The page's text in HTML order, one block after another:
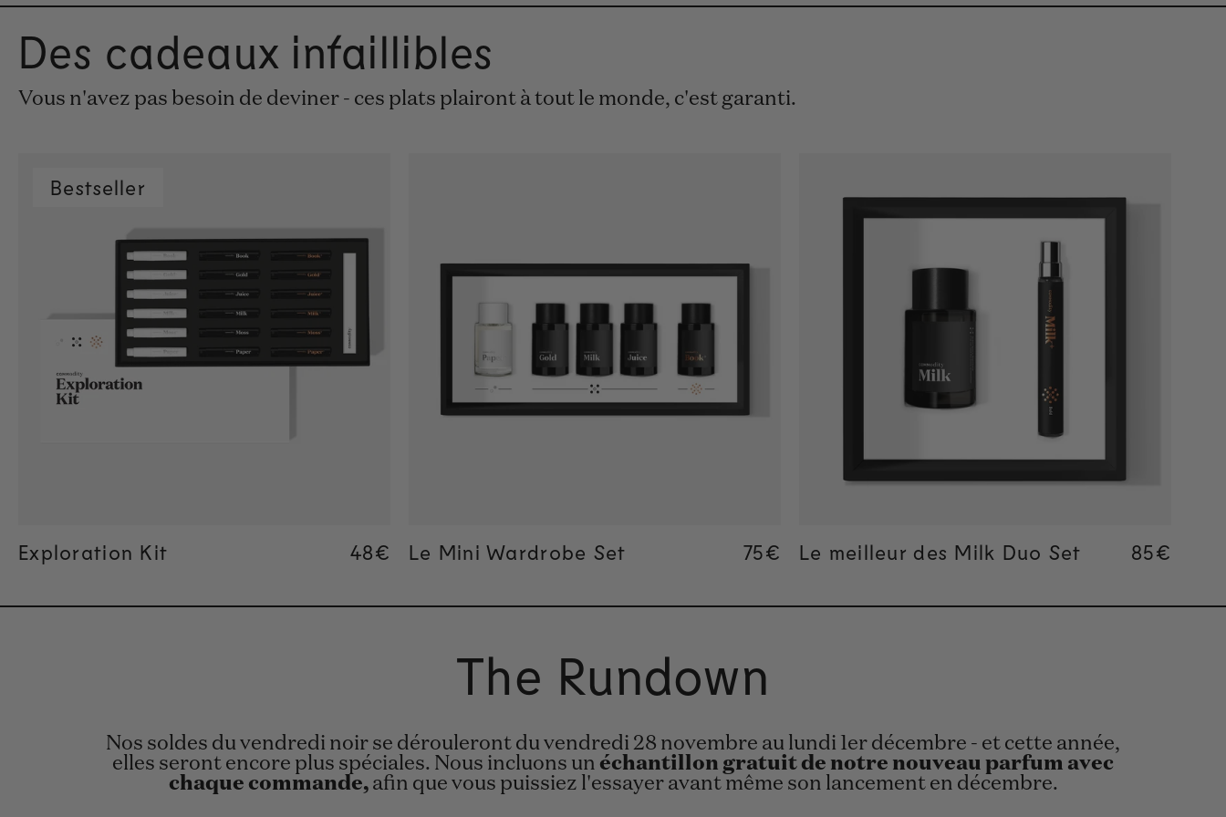
Des cadeaux infaillibles
Vous n'avez pas besoin de deviner - ces plats plairont à tout le monde, c'est garanti.
Bestseller
Exploration Kit Regular price
48€
Regular price
48€ Le Mini Wardrobe Set Regular price
75€
Ajout rapide
Le meilleur des Milk Duo Set Regular
85€
Regular
85€
The Rundown
Nos soldes du vendredi noir se dérouleront du vendredi 28 novembre au lundi 1er décembre - et cette année,
elles seront encore plus spéciales. Nous incluons un échantillon gratuit de notre nouveau parfum avec
chaque commande,afin que vous puissiez l'essayer avant même son lancement en décembre.